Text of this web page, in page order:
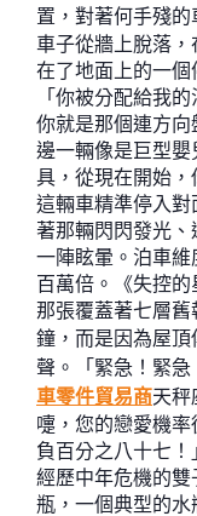
置，對著何手殘的
車子從牆上脫落
在了地面上的一
「你被分配給我
你就是那個連方
邊一輛像是巨型
具，從現在開始
這輛車精準停入
著那輛閃閃發光、
一陣眩暈。泊車
百萬倍。《失控
那張覆蓋著七層舊
鐘，而是因為屋
聲。「緊急！緊
車零件貿易商天秤
嚏，您的戀愛機
負百分之八十七
經歷中年危機的
瓶，一個典型的